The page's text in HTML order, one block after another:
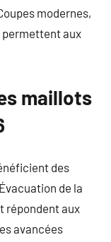
modernes,
aux
maillots
des
de la
répondent aux
avancées